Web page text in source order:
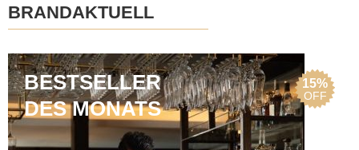
BRANDAKTUELL
15%
OFF
BESTSELLER
DES MONATS